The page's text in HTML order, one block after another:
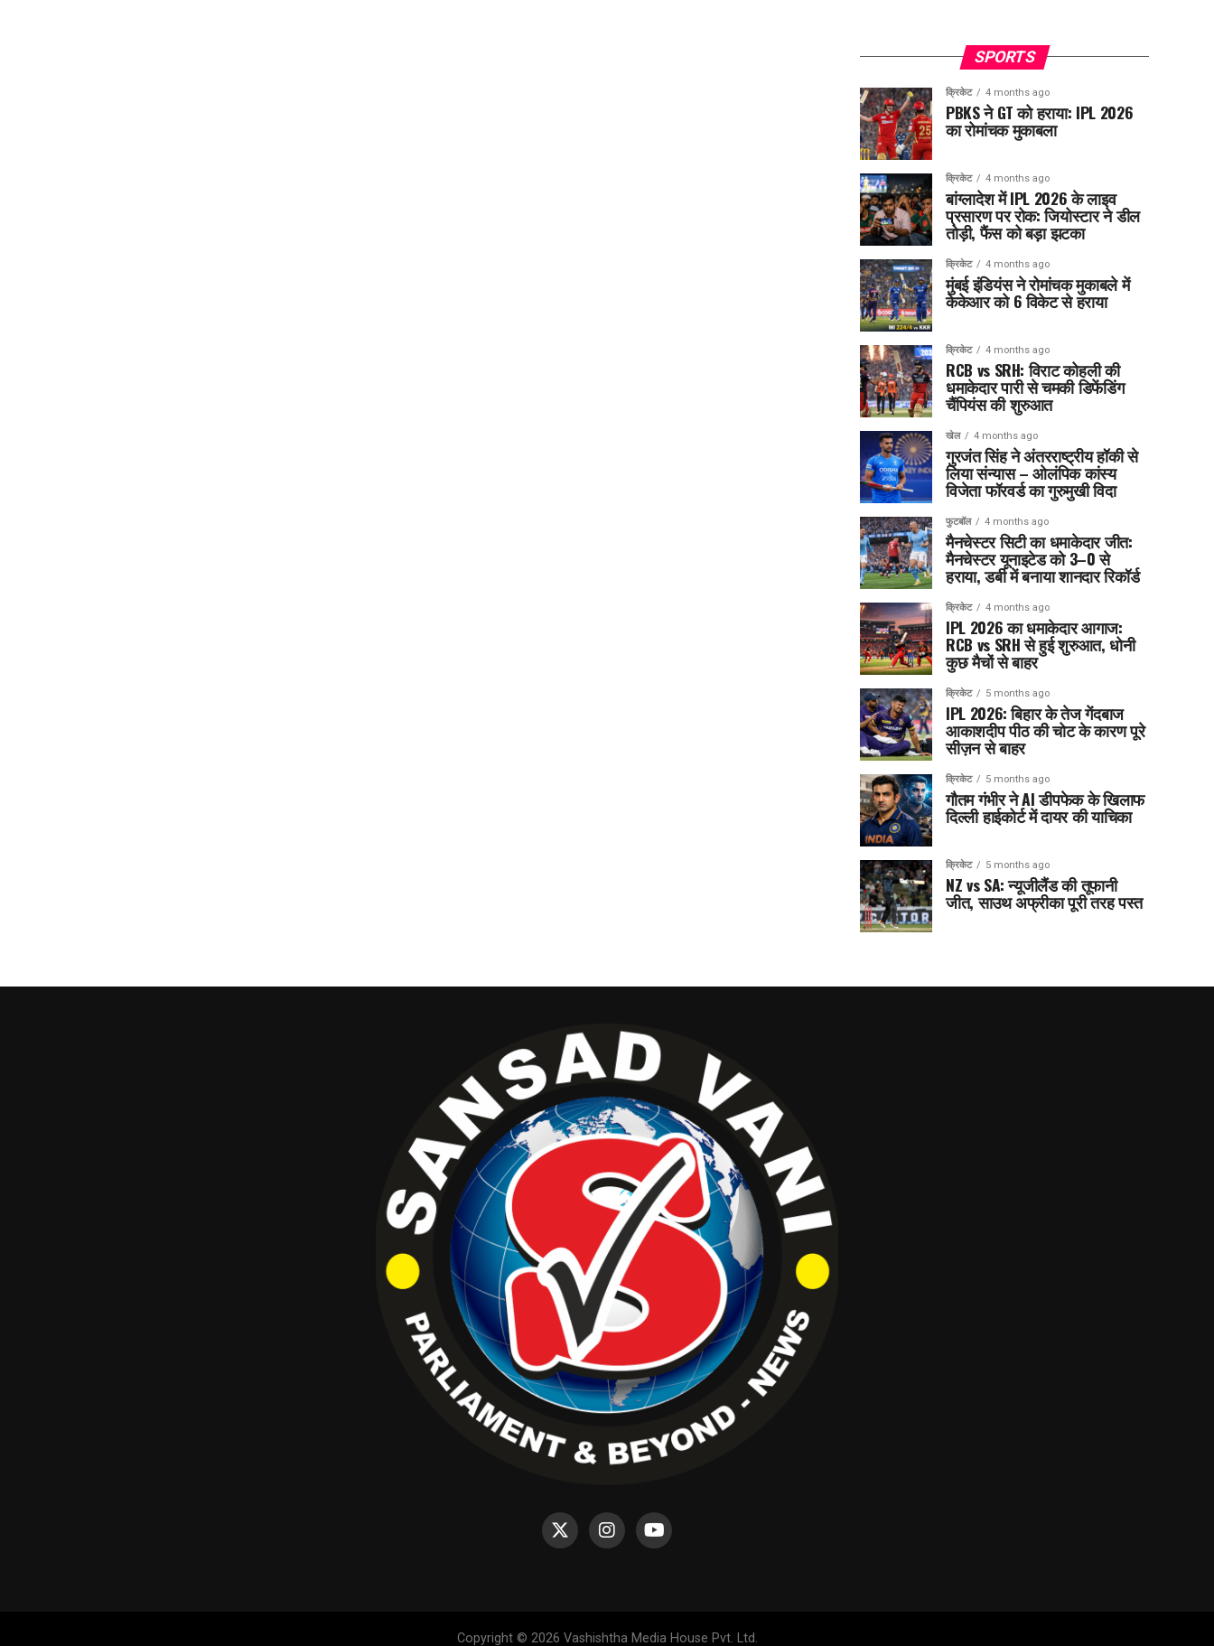
SPORTS
क्रिकेट 4 months ago
PBKS ने GT को हराया: IPL 2026
का रोमांचक मुकाबला
क्रिकेट 4 months ago
बांग्लादेश में IPL 2026 के लाइव
प्रसारण पर रोक: जियोस्टार ने डील
तोड़ी, फैंस को बड़ा झटका
क्रिकेट 4 months ago
मुंबई इंडियंस ने रोमांचक मुकाबले में
केकेआर को 6 विकेट से हराया
क्रिकेट 4 months ago
RCB vs SRH: विराट कोहली की
धमाकेदार पारी से चमकी डिफेंडिंग
चैंपियंस की शुरुआत
खेल 4 months ago
गुरजंत सिंह ने अंतरराष्ट्रीय हॉकी से
लिया संन्यास – ओलंपिक कांस्य
विजेता फॉरवर्ड का गुरुमुखी विदा
फुटबॉल 4 months ago
मैनचेस्टर सिटी का धमाकेदार जीत:
मैनचेस्टर यूनाइटेड को 3–0 से
हराया, डर्बी में बनाया शानदार रिकॉर्ड
क्रिकेट 4 months ago
IPL 2026 का धमाकेदार आगाज:
RCB vs SRH से हुई शुरुआत, धोनी
कुछ मैचों से बाहर
क्रिकेट 5 months ago
IPL 2026: बिहार के तेज गेंदबाज
आकाशदीप पीठ की चोट के कारण पूरे
सीज़न से बाहर
क्रिकेट 5 months ago
गौतम गंभीर ने AI डीपफेक के खिलाफ
दिल्ली हाईकोर्ट में दायर की याचिका
क्रिकेट 5 months ago
NZ vs SA: न्यूजीलैंड की तूफानी
जीत, साउथ अफ्रीका पूरी तरह पस्त
Copyright © 2026 Vashishtha Media House Pvt. Ltd.